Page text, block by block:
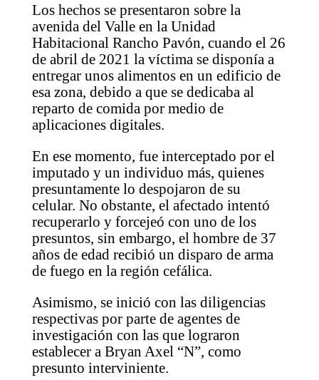
Los hechos se presentaron sobre la
avenida del Valle en la Unidad
Habitacional Rancho Pavón, cuando el 26
de abril de 2021 la víctima se disponía a
entregar unos alimentos en un edificio de
esa zona, debido a que se dedicaba al
reparto de comida por medio de
aplicaciones digitales.
En ese momento, fue interceptado por el
imputado y un individuo más, quienes
presuntamente lo despojaron de su
celular. No obstante, el afectado intentó
recuperarlo y forcejeó con uno de los
presuntos, sin embargo, el hombre de 37
años de edad recibió un disparo de arma
de fuego en la región cefálica.
Asimismo, se inició con las diligencias
respectivas por parte de agentes de
investigación con las que lograron
establecer a Bryan Axel “N”, como
presunto interviniente.